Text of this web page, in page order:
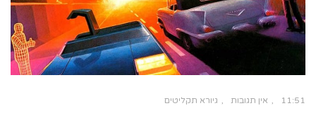
11:51 אין תגובות גיורא תקליטים